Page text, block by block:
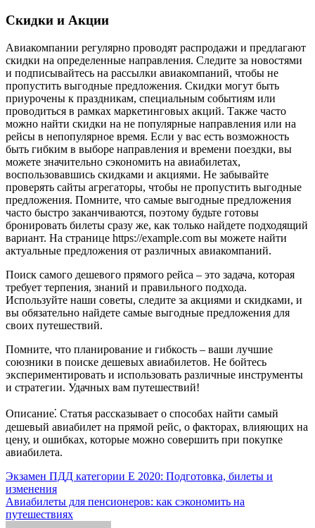
Скидки и Акции
Авиакомпании регулярно проводят распродажи и предлагают
скидки на определенные направления. Следите за новостями
и подписывайтесь на рассылки авиакомпаний, чтобы не
пропустить выгодные предложения. Скидки могут быть
приурочены к праздникам, специальным событиям или
проводиться в рамках маркетинговых акций. Также часто
можно найти скидки на не популярные направления или на
рейсы в непопулярное время. Если у вас есть возможность
быть гибким в выборе направления и времени поездки, вы
можете значительно сэкономить на авиабилетах,
воспользовавшись скидками и акциями. Не забывайте
проверять сайты агрегаторы, чтобы не пропустить выгодные
предложения. Помните, что самые выгодные предложения
часто быстро заканчиваются, поэтому будьте готовы
бронировать билеты сразу же, как только найдете подходящий
вариант. На странице https://example.com вы можете найти
актуальные предложения от различных авиакомпаний.
Поиск самого дешевого прямого рейса – это задача, которая
требует терпения, знаний и правильного подхода.
Используйте наши советы, следите за акциями и скидками, и
вы обязательно найдете самые выгодные предложения для
своих путешествий.
Помните, что планирование и гибкость – ваши лучшие
союзники в поиске дешевых авиабилетов. Не бойтесь
экспериментировать и использовать различные инструменты
и стратегии. Удачных вам путешествий!
Описание⁚ Статья рассказывает о способах найти самый
дешевый авиабилет на прямой рейс, о факторах, влияющих на
цену, и ошибках, которые можно совершить при покупке
авиабилета.
Навигация
по
записям
Экзамен ПДД категории Е 2020: Подготовка, билеты и
изменения
Авиабилеты для пенсионеров: как сэкономить на
путешествиях